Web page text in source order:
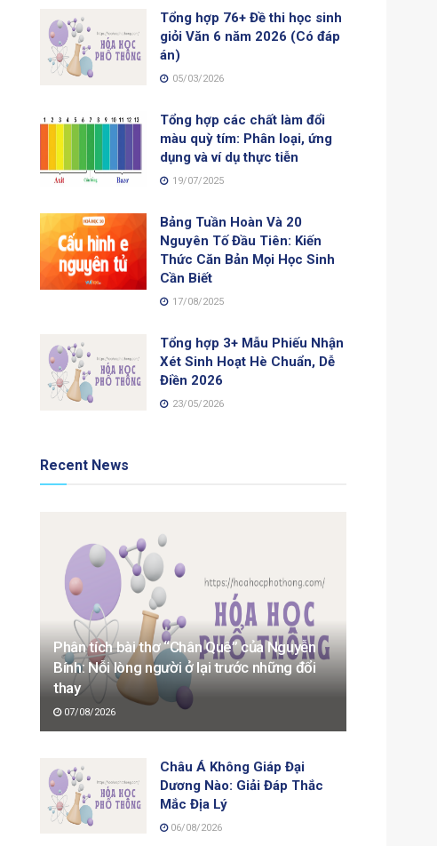
Tổng hợp 76+ Đề thi học sinh
giỏi Văn 6 năm 2026 (Có đáp
án)
05/03/2026
Tổng hợp các chất làm đổi
màu quỳ tím: Phân loại, ứng
dụng và ví dụ thực tiễn
19/07/2025
Bảng Tuần Hoàn Và 20
Nguyên Tố Đầu Tiên: Kiến
Thức Căn Bản Mọi Học Sinh
Cần Biết
17/08/2025
Tổng hợp 3+ Mẫu Phiếu Nhận
Xét Sinh Hoạt Hè Chuẩn, Dễ
Điền 2026
23/05/2026
Recent News
Phân tích bài thơ “Chân Quê” của Nguyễn
Bính: Nỗi lòng người ở lại trước những đổi
thay
07/08/2026
Châu Á Không Giáp Đại
Dương Nào: Giải Đáp Thắc
Mắc Địa Lý
06/08/2026